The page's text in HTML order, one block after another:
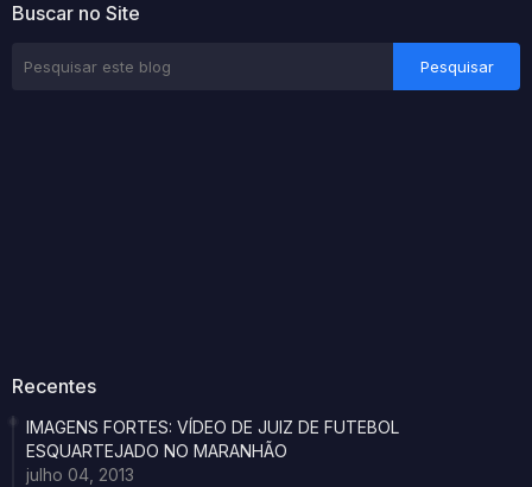
Buscar no Site
Recentes
IMAGENS FORTES: VÍDEO DE JUIZ DE FUTEBOL
ESQUARTEJADO NO MARANHÃO
julho 04, 2013